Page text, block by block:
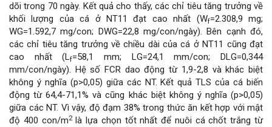
dõi trong 70 ngày. Kết quả cho thấy, các chỉ tiêu tăng trưởng về
khối lượng của cá ở NT11 đạt cao nhất (Wf=2.308,9 mg;
WG=1.592,7 mg/con; DWG=22,8 mg/con/ngày). Bên cạnh đó,
các chỉ tiêu tăng trưởng về chiều dài của cá ở NT11 cũng đạt
cao nhất (Lf=58,1 mm; LG=24,1 mm/con; DLG=0,344
mm/con/ngày). Hệ số FCR dao động từ 1,9-2,8 và khác biệt
không ý nghĩa (p>0,05) giữa các NT. Kết quả TLS của cá biến
động từ 64,4-71,1% và cũng khác biệt không ý nghĩa (p>0,05)
giữa các NT. Vì vậy, độ đạm 38% trong thức ăn kết hợp với mật
độ 400 con/m2là lựa chọn tốt nhất để nuôi cá chốt trắng từ